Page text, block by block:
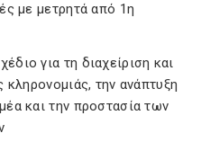
με μετρητά από 1η
για τη διαχείριση και
κληρονομιάς, την ανάπτυξη
και την προστασία των